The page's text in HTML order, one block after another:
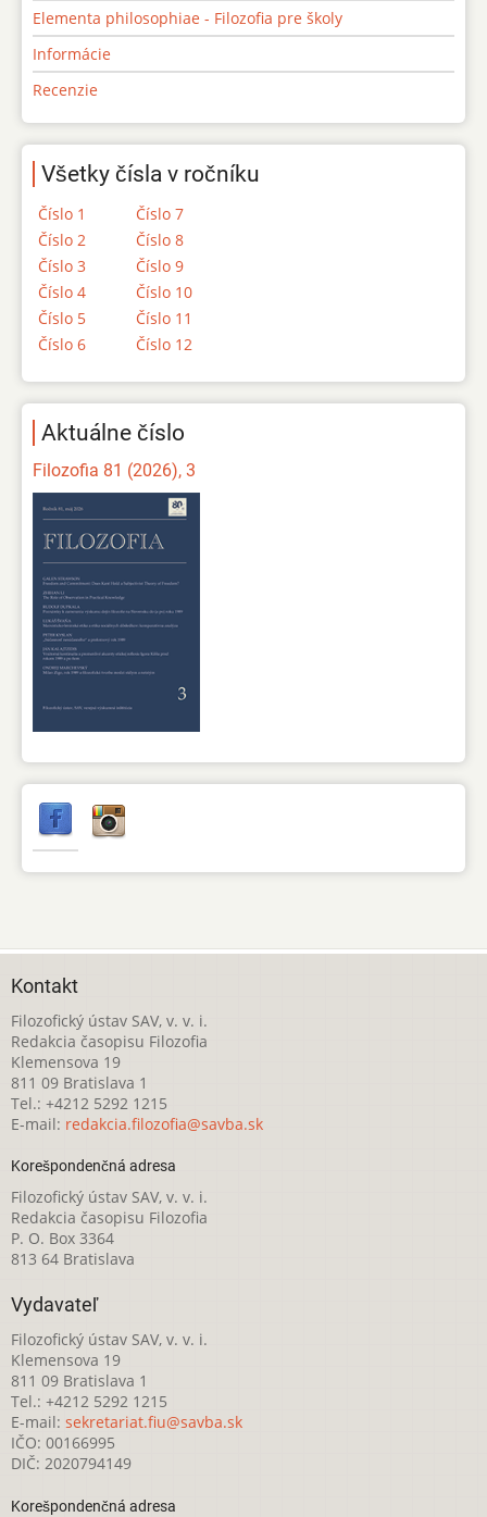
Elementa philosophiae - Filozofia pre školy
Informácie
Recenzie
Všetky čísla v ročníku
Číslo 1
Číslo 2
Číslo 3
Číslo 4
Číslo 5
Číslo 6
Číslo 7
Číslo 8
Číslo 9
Číslo 10
Číslo 11
Číslo 12
Aktuálne číslo
Filozofia 81 (2026), 3
Kontakt
Filozofický ústav SAV, v. v. i.
Redakcia časopisu Filozofia
Klemensova 19
811 09 Bratislava 1
Tel.: +4212 5292 1215
E-mail: redakcia.filozofia@savba.sk
Korešpondenčná adresa
Filozofický ústav SAV, v. v. i.
Redakcia časopisu Filozofia
P. O. Box 3364
813 64 Bratislava
Vydavateľ
Filozofický ústav SAV, v. v. i.
Klemensova 19
811 09 Bratislava 1
Tel.: +4212 5292 1215
E-mail: sekretariat.fiu@savba.sk
IČO: 00166995
DIČ: 2020794149
Korešpondenčná adresa